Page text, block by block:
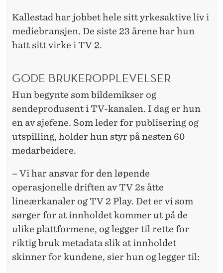
Kallestad har jobbet hele sitt yrkesaktive liv i
mediebransjen. De siste 23 årene har hun
hatt sitt virke i TV 2.
GODE BRUKEROPPLEVELSER
Hun begynte som bildemikser og
sendeprodusent i TV-kanalen. I dag er hun
en av sjefene. Som leder for publisering og
utspilling, holder hun styr på nesten 60
medarbeidere.
– Vi har ansvar for den løpende
operasjonelle driften av TV 2s åtte
lineærkanaler og TV 2 Play. Det er vi som
sørger for at innholdet kommer ut på de
ulike plattformene, og legger til rette for
riktig bruk metadata slik at innholdet
skinner for kundene, sier hun og legger til: